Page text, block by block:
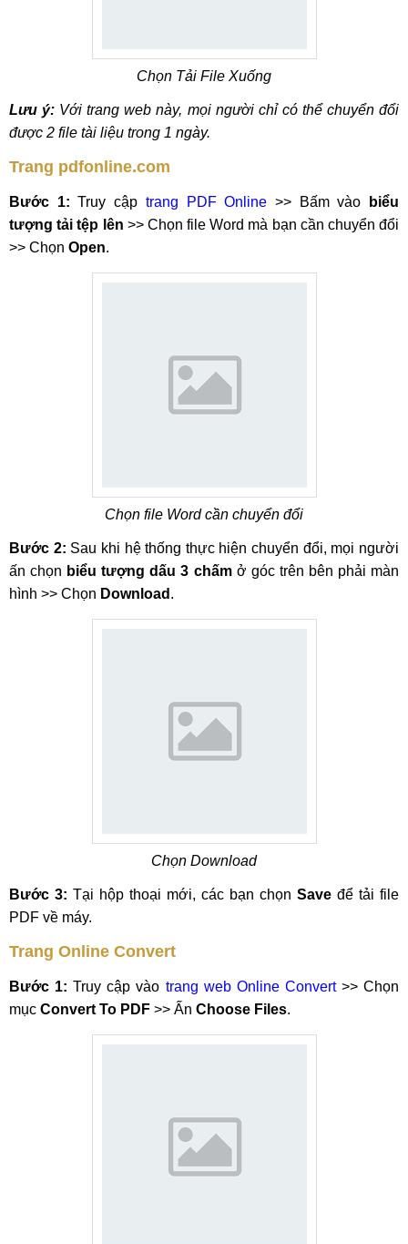
Chọn Tải File Xuống
Lưu ý: Với trang web này, mọi người chỉ có thể chuyển đổi
được 2 file tài liệu trong 1 ngày.
Trang pdfonline.com
Bước 1: Truy cập trang PDF Online >> Bấm vào biểu
tượng tải tệp lên >> Chọn file Word mà bạn cần chuyển đổi
>> Chọn Open.
Chọn file Word cần chuyển đổi
Bước 2: Sau khi hệ thống thực hiện chuyển đổi, mọi người
ấn chọn biểu tượng dấu 3 chấmở góc trên bên phải màn
hình >> Chọn Download .
Chọn Download
Bước 3: Tại hộp thoại mới, các bạn chọn Save để tải file
PDF về máy.
Trang Online Convert
Bước 1: Truy cập vào trang web Online Convert>> Chọn
mục Convert To PDF >> Ấn Choose Files.